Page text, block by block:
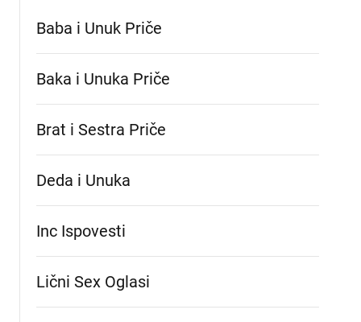
Baba i Unuk Priče
Baka i Unuka Pričе
Brat i Sestra Priče
Deda i Unuka
Inc Ispovesti
Lični Sex Oglasi